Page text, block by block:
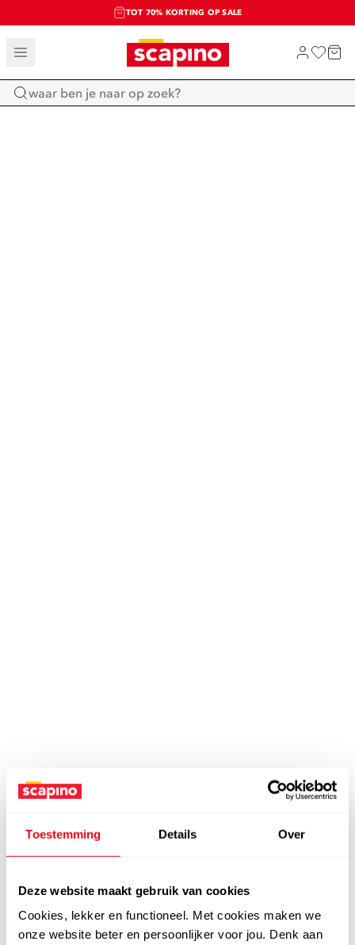
Toestemming Details Over
Deze website maakt gebruik van cookies
Cookies, lekker en functioneel. Met cookies maken we
onze website beter en persoonlijker voor jou. Denk aan
TOT 70% KORTING OP SALE
SALE: LAATSTE KANS!
SHOP NIEUW
Home